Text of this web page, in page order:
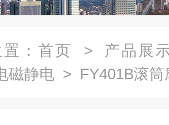
： 首页 > 产品展
磁静电 > FY401B滚筒